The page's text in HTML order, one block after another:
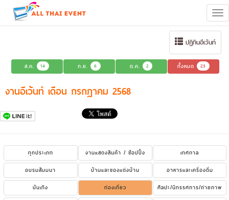
ปฏิทินอีเว้นท์
ส.ค. 14 ก.ย. 6 ต.ค. 2 ทั้งหมด 23
งานอีเว้นท์ เดือน กรกฎาคม 2568
ทุกประเภท งานแสดงสินค้า / ช้อปปิ้ง
เทศกาล
อบรมสัมมนา
บ้านและของแต่งบ้าน
อาหารและเครื่องดื่ม
บันเทิง
ท่องเที่ยว
ศิลปะ/นิทรรศการ/ถ่ายภาพ